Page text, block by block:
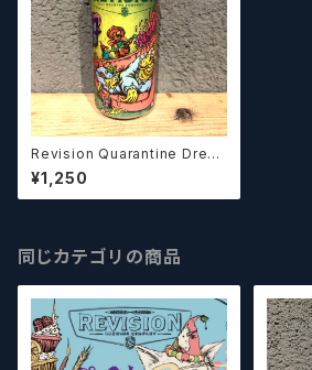
Revision Quarantine Drea
ms / クオランティン ドリームス
【クラフトビール】
¥1,250
同じカテゴリの商品